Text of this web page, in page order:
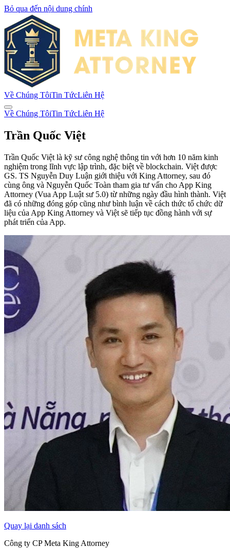
Bỏ qua đến nội dung chính
Về Chúng TôiTin TứcLiên Hệ
Về Chúng TôiTin TứcLiên Hệ
Trần Quốc Việt
Trần Quốc Việt là kỹ sư công nghệ thông tin với hơn 10 năm kinh
nghiệm trong lĩnh vực lập trình, đặc biệt về blockchain. Việt được
GS. TS Nguyễn Duy Luận giới thiệu với King Attorney, sau đó
cùng ông và Nguyễn Quốc Toàn tham gia tư vấn cho App King
Attorney (Vua App Luật sư 5.0) từ những ngày đầu hình thành. Việt
đã có những đóng góp cũng như bình luận về cách thức tổ chức dữ
liệu của App King Attorney và Việt sẽ tiếp tục đồng hành với sự
phát triển của App.
Quay lại danh sách
Công ty CP Meta King Attorney